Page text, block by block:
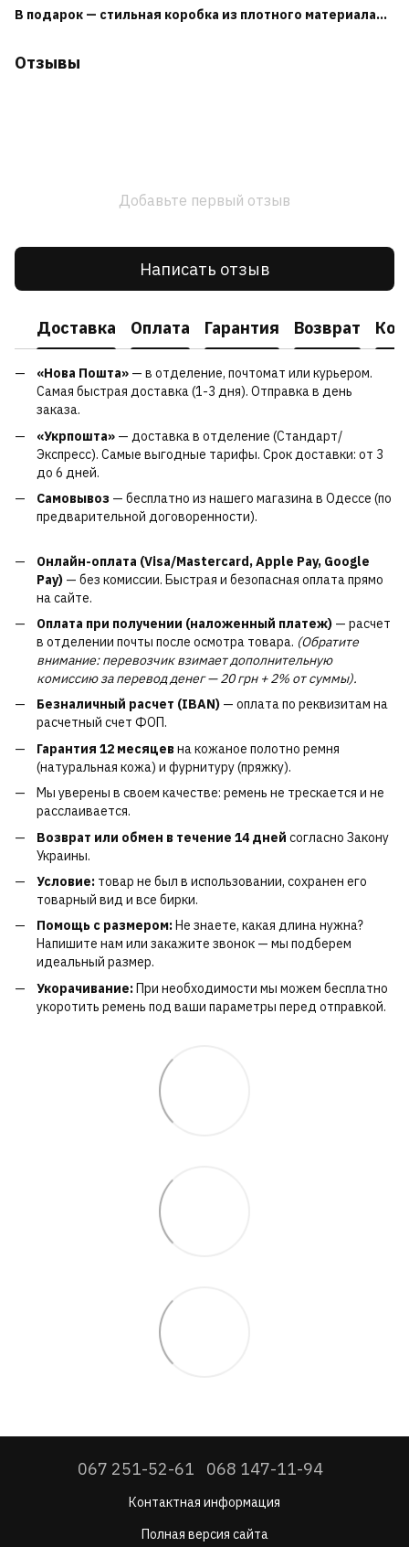
В подарок — стильная коробка из плотного материала...
Отзывы
Добавьте первый отзыв
Написать отзыв
Доставка Оплата Гарантия Возврат
«Нова Пошта» — в отделение, почтомат или курьером.
Самая быстрая доставка (1-3 дня). Отправка в день
заказа.
«Укрпошта» — доставка в отделение (Стандарт/
Экспресс). Самые выгодные тарифы. Срок доставки: от 3
до 6 дней.
Самовывоз — бесплатно из нашего магазина в Одессе (по
предварительной договоренности).
Онлайн-оплата (Visa/Mastercard, Apple Pay, Google
Pay) — без комиссии. Быстрая и безопасная оплата прямо
на сайте.
Оплата при получении (наложенный платеж) — расчет
в отделении почты после осмотра товара. (Обратите
внимание: перевозчик взимает дополнительную
комиссию за перевод денег — 20 грн + 2% от суммы).
Безналичный расчет (IBAN) — оплата по реквизитам на
расчетный счет ФОП.
Гарантия 12 месяцевна кожаное полотно ремня
(натуральная кожа) и фурнитуру (пряжку).
Мы уверены в своем качестве: ремень не трескается и не
расслаивается.
Возврат или обмен в течение 14 дней согласно Закону
Украины.
Условие: товар не был в использовании, сохранен его
товарный вид и все бирки.
Помощь с размером: Не знаете, какая длина нужна?
Напишите нам или закажите звонок — мы подберем
идеальный размер.
Укорачивание:При необходимости мы можем бесплатно
укоротить ремень под ваши параметры перед отправкой.
067 251-52-61 068 147-11-94
Контактная информация
Полная версия сайта